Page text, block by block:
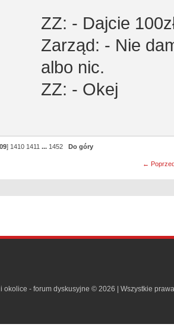
ZZ: - Dajcie
Zarząd: - Nie
albo nic.
ZZ: - Okej
] 1410 1411 ... 1452 Do góry
←
okolice - forum dyskusyjne © 2026 | Wszystkie